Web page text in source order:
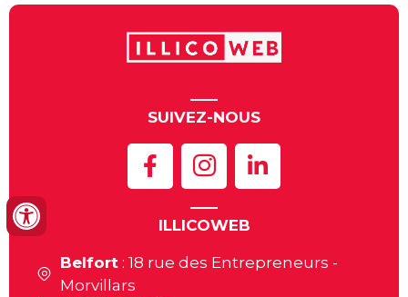
SUIVEZ-NOUS
ILLICOWEB
Belfort : 18 rue des Entrepreneurs -
Morvillars